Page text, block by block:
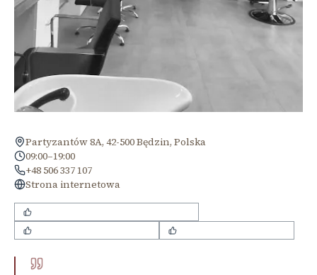
Partyzantów 8A, 42-500 Będzin, Polska
09:00–19:00
+48 506 337 107
Strona internetowa